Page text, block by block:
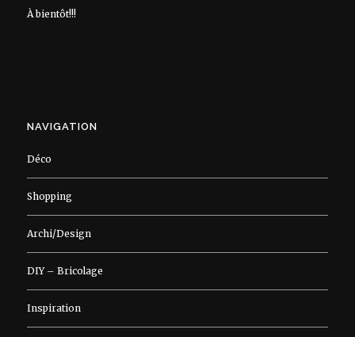
À bientôt!!!
NAVIGATION
Déco
Shopping
Archi/Design
DIY – Bricolage
Inspiration